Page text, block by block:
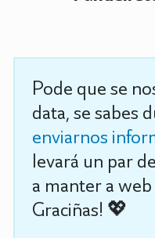
Pode que se
data, se sabes
enviarnos
levará un par
a manter a
Graciñas! 💖